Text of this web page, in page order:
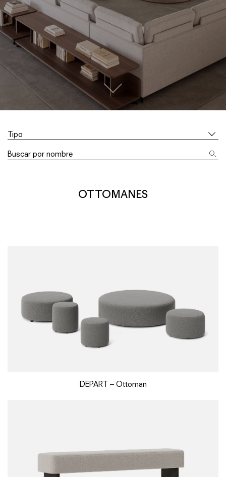
go to next section
Tipo
OTTOMANES
DEPART – Ottoman